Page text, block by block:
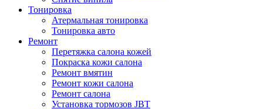
Тонировка
Атермальная тонировка
Тонировка авто
Ремонт
Перетяжка салона кожей
Покраска кожи салона
Ремонт вмятин
Ремонт кожи салона
Ремонт салона
Установка тормозов JBT